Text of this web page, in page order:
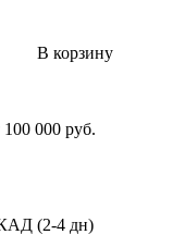
В корзину
000 руб.
(2-4 дн)